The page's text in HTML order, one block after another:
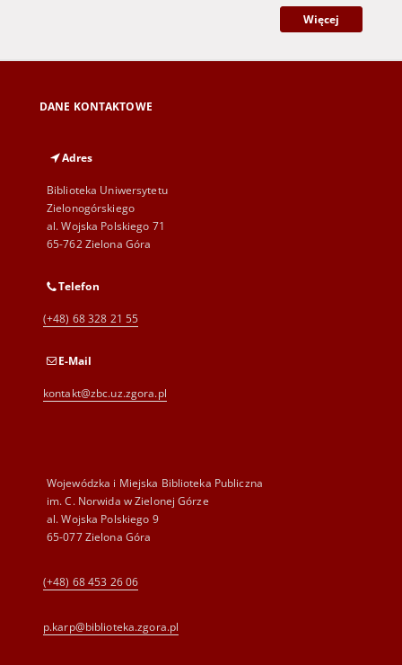
Więcej
DANE KONTAKTOWE
Adres
Biblioteka Uniwersytetu
Zielonogórskiego
al. Wojska Polskiego 71
65-762 Zielona Góra
Telefon
(+48) 68 328 21 55
E-Mail
kontakt@zbc.uz.zgora.pl
Wojewódzka i Miejska Biblioteka Publiczna
im. C. Norwida w Zielonej Górze
al. Wojska Polskiego 9
65-077 Zielona Góra
(+48) 68 453 26 06
p.karp@biblioteka.zgora.pl